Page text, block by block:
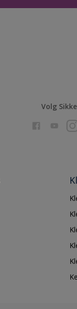
Volg